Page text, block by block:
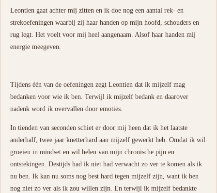
Leontien gaat achter mij zitten en ik doe nog een aantal rek- en
strekoefeningen waarbij zij haar handen op mijn hoofd, schouders en
rug legt. Het voelt voor mij heel aangenaam. Alsof haar handen mij
energie meegeven.
Tijdens één van de oefeningen zegt Leontien dat ik mijzelf mag
bedanken voor wie ik ben. Terwijl ik mijzelf bedank en daarover
nadenk word ik overvallen door emoties.
In tienden van seconden schiet er door mij heen dat ik het laatste
anderhalf, twee jaar knetterhard aan mijzelf gewerkt heb. Omdat ik wil
groeien in mindset en wil helen van mijn chronische pijn en
ontstekingen. Destijds had ik niet had verwacht zo ver te komen als ik
nu ben. Ik kan nu soms nog best hard tegen mijzelf zijn, want ik ben
nog niet zo ver als ik zou willen zijn. En terwijl ik mijzelf bedankte